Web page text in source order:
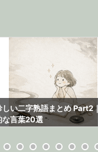
しい二字熟語まとめ Part2
な言葉20選